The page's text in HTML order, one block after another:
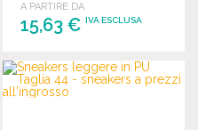
A PARTIRE DA
15,63 € IVA ESCLUSA
ORDINARE
Richiedi un preventivo